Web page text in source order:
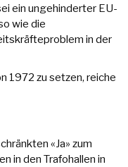
ein ungehinderter EU-
wie die
in der
1972 zu setzen, reiche
«Ja» zum
in den Trafohallen in